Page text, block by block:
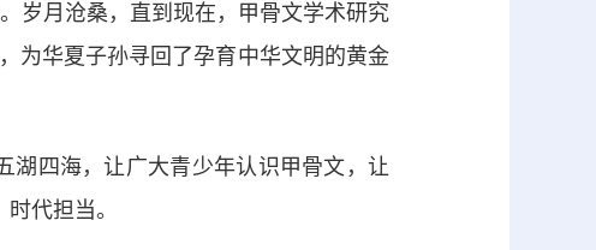
岁月沧桑，直到现在，甲骨文学术研究
为华夏子孙寻回了孕育中华文明的黄金
四海，让广大青少年认识甲骨文，让
代担当。